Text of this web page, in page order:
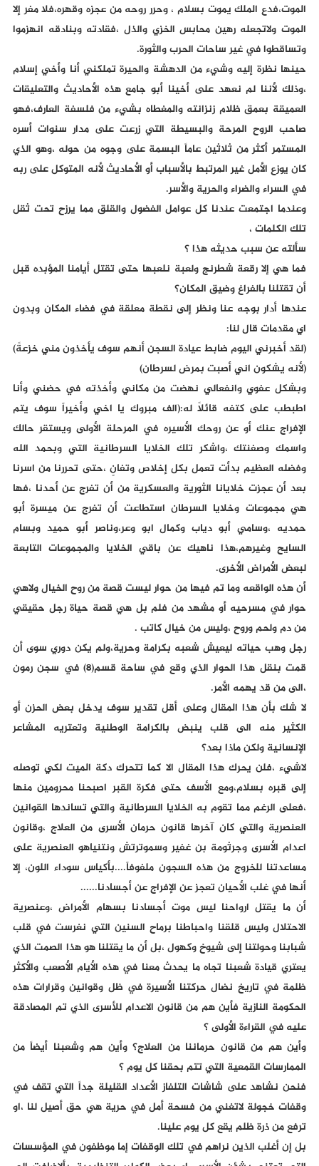
الموت،فدع الملك يموت بسلام ، وحرر روحه من عجزه وقهره،فلا مفر إلا
الموت ولاتجعله رهين محابس الخزي والذل ،فقادته وبنادقه انهزموا
وتساقطوا في غير ساحات الحرب والثورة.
حينها نظرة إليه وشيء من الدهشة والحيرة تملكني أنا وأخي إسلام
،وذلك لأننا لم نعهد على أخينا أبو جامع هذه الأحاديث والتعليقات
العميقة بعمق ظلام زنزانته والمغطاه بشيء من فلسفة العارف،فهو
صاحب الروح المرحة والبسيطة التي زرعت على مدار سنوات أسره
المستمر أكثر من ثلاثين عاماً البسمة على وجوه من حوله ،وهو الذي
كان يوزع الأمل غير المرتبط بالأسباب أو الأحاديث لأنه المتوكل على ربه
في السراء والضراء والحرية والأسر.
وعندما اجتمعت عندنا كل عوامل الفضول والقلق مما يرزح تحت ثقل
تلك الكلمات ،
سألته عن سبب حديثه هذا ؟
فما هي إلا رقعة شطرنج ولعبة نلعبها حتى تقتل أيامنا المؤبده قبل
أن تقتلنا بالفراغ وضيق المكان؟
عندها أدار بوجه عنا ونظر إلى نقطة معلقة في فضاء المكان وبدون
اي مقدمات قال لنا:
(لقد أخبرني اليوم ضابط عيادة السجن أنهم سوف يأخذون مني خزعةً)
(لأنه يشكون اني أصبت بمرض لسرطان)
وبشكل عفوي وانفعالي نهضت من مكاني وأخذته في حضني وأنا
اطبطب على كتفه قائلاً له:(الف مبروك يا اخي وأخيراً سوف يتم
الإفراج عنك أو عن روحك الأسيره في المرحلة الأولى ويستقر حالك
واسمك وصفنتك ،واشكر تلك الخلايا السرطانية التي وبحمد الله
وفضله العظيم بدأت تعمل بكل إخلاص وتفانٍ ،حتى تحررنا من اسرنا
بعد أن عجزت خلايانا الثورية والعسكرية من أن تفرج عن أحدنا ،فها
هي مجموعات وخلايا السرطان استطاعت أن تفرج عن ميسرة أبو
حمديه ،وسامي أبو دياب وكمال ابو وعر،وناصر أبو حميد وبسام
السايح وغيرهم،هذا ناهيك عن باقي الخلايا والمجموعات التابعة
لبعض الأمراض الأخرى.
أن هذه الواقعه وما تم فيها من حوار ليست قصة من روح الخيال ولاهي
حوار في مسرحيه أو مشهد من فلم بل هي قصة حياة رجل حقيقي
من دم ولحم وروح ،وليس من خيال كاتب .
رجل وهب حياته ليعيش شعبه بكرامة وحرية،ولم يكن دوري سوى أن
قمت بنقل هذا الحوار الذي وقع في ساحة قسم(٨) في سجن رمون
،الى من قد يهمه الأمر.
لا شك بأن هذا المقال وعلى أقل تقدير سوف يدخل بعض الحزن أو
الكثير منه الى قلب ينبض بالكرامة الوطنية وتعتريه المشاعر
الإنسانية ولكن ماذا بعد؟
لاشيء ،فلن يحرك هذا المقال الا كما تتحرك دكة الميت لكي توصله
إلى قبره بسلام،ومع الأسف حتى فكرة القبر اصبحنا محرومين منها
،فعلى الرغم مما تقوم به الخلايا السرطانية والتي تساندها القوانين
العنصرية والتي كان آخرها قانون حرمان الأسرى من العلاج ،وقانون
اعدام الأسرى وجرثومة بن غفير وسموترتش ونتنياهو العنصرية على
مساعدتنا للخروج من هذه السجون ملفوفاً....بأكياس سوداء اللون، إلا
أنها في غلب الأحيان تعجز عن الإفراج عن أجسادنا......
أن ما يقتل ارواحنا ليس موت أجسادنا بسهام الأمراض ،وعنصرية
الاحتلال وليس قلقنا واحباطنا برماح السنين التي نغرست في قلب
شبابنا وحولتنا إلى شيوخ وكهول ،بل أن ما يقتلنا هو هذا الصمت الذي
يعتري قيادة شعبنا تجاه ما يحدث معنا في هذه الأيام الأصعب والأكثر
ظلمة في تاريخ نضال حركتنا الأسيرة في ظل وقوانين وقرارات هذه
الحكومة النازية فأين هم من قانون الاعدام للأسرى الذي تم المصادقة
عليه في القراءة الأولى ؟
وأين هم من قانون حرماننا من العلاج؟ وأين هم وشعبنا أيضاً من
الممارسات القمعية التي تتم بحقنا كل يوم ؟
فنحن نشاهد على شاشات التلفاز الأعداد القليلة جداً التي تقف في
وقفات خجولة لاتغني من فسحة أمل في حرية هي حق أصيل لنا ،او
ترفع من ذرة ظلم يقع كل يوم علينا.
بل إن أغلب الذين نراهم في تلك الوقفات إما موظفون في المؤسسات